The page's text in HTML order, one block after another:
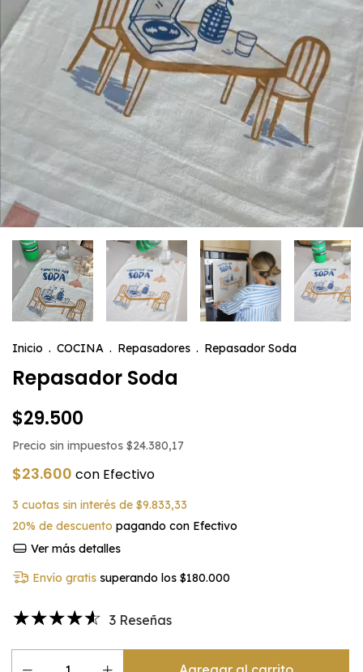
Inicio . COCINA . Repasadores . Repasador Soda
Repasador Soda
$29.500
Precio sin impuestos $24.380,17
$23.600 con Efectivo
3 cuotas sin interés de $9.833,33
20% de descuento pagando con Efectivo
Ver más detalles
Envío gratis superando los$180.000
3 Reseñas